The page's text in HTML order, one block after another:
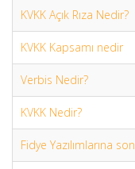
KVKK Açık Rıza Nedir?
KVKK Kapsamı nedir
Verbis Nedir?
KVKK Nedir?
Fidye Yazılımlarına son